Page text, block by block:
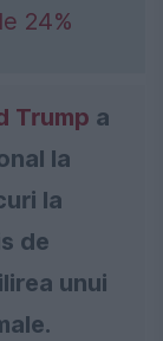
24%
Trump a
la
la
de
unui